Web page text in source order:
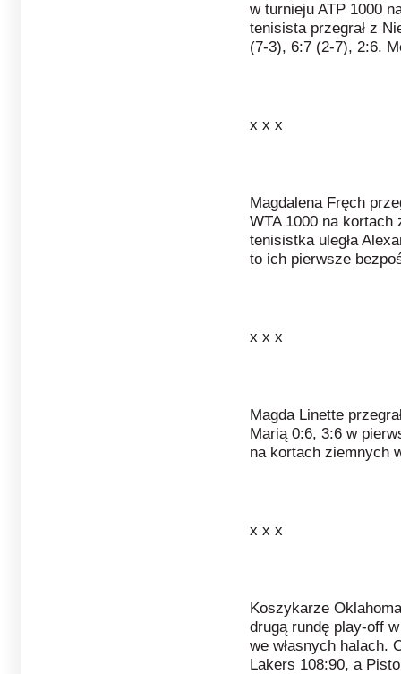
w turnieju ATP 1000
tenisista przegrał z
(7-3), 6:7 (2-7), 2:6.
x x x
Magdalena Fręch
WTA 1000 na
tenisistka uległa
to ich pierwsze
x x x
Magda Linette
Marią 0:6, 3:6 w
na kortach ziemnych
x x x
Koszykarze
drugą rundę play-off
we własnych halach.
Lakers 108:90, a